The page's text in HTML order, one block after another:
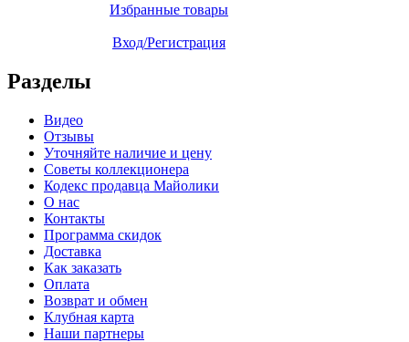
Избранные товары
Вход/Регистрация
Разделы
Видео
Отзывы
Уточняйте наличие и цену
Советы коллекционера
Кодекс продавца Майолики
О нас
Контакты
Программа скидок
Доставка
Как заказать
Оплата
Возврат и обмен
Клубная карта
Наши партнеры